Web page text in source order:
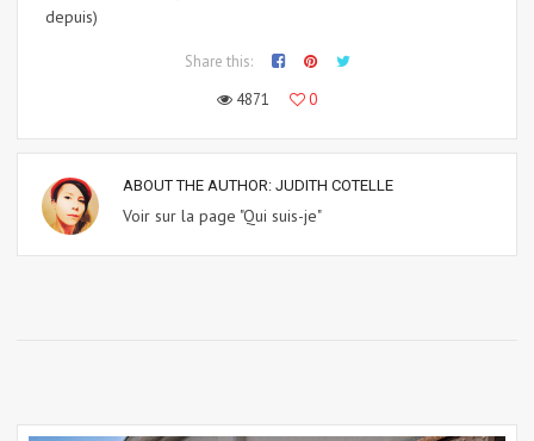
depuis)
Share this:
4871
0
ABOUT THE AUTHOR: JUDITH COTELLE
Voir sur la page "Qui suis-je"